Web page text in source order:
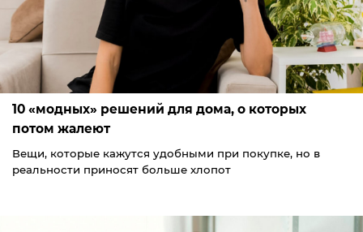
10 «модных» решений для дома, о которых
потом жалеют
Вещи, которые кажутся удобными при покупке, но в
реальности приносят больше хлопот